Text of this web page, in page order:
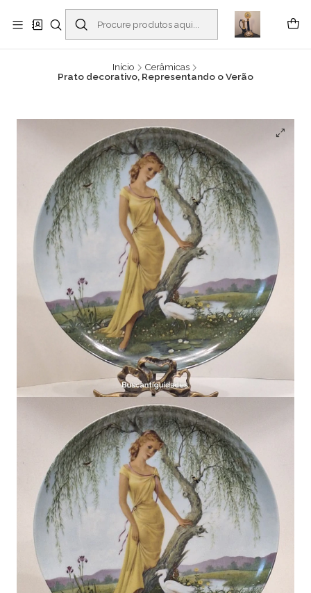
Buscantiguidades - Leilões. Colecionismo e antiguidades em Viana do
Castelo -
Ler mais
Início
Cerâmicas
Prato decorativo, Representando o Verão